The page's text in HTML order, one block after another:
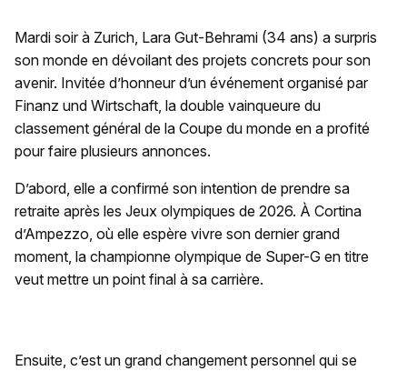
Mardi soir à Zurich, Lara Gut-Behrami (34 ans) a surpris
son monde en dévoilant des projets concrets pour son
avenir. Invitée d’honneur d’un événement organisé par
Finanz und Wirtschaft, la double vainqueure du
classement général de la Coupe du monde en a profité
pour faire plusieurs annonces.
D’abord, elle a confirmé son intention de prendre sa
retraite après les Jeux olympiques de 2026. À Cortina
d’Ampezzo, où elle espère vivre son dernier grand
moment, la championne olympique de Super-G en titre
veut mettre un point final à sa carrière.
Ensuite, c’est un grand changement personnel qui se